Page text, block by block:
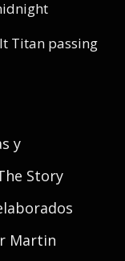
Titan passing
y
Story
Martin